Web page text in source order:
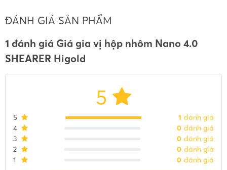
ĐÁNH GIÁ SẢN PHẨM
1 đánh giá Giá gia vị hộp nhôm Nano 4.0
SHEARER Higold
5
5 1 đánh giá
4
0 đánh giá
3
0 đánh giá
2
0 đánh giá
1
0 đánh giá